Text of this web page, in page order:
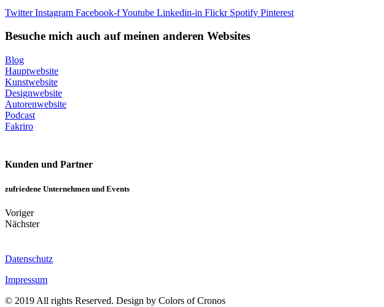
Twitter Instagram Facebook-fYoutube Linkedin-in Flickr Spotify Pinterest
Besuche mich auch auf meinen anderen Websites
Blog
Hauptwebsite
Kunstwebsite
Designwebsite
Autorenwebsite
Podcast
Fakriro
Kunden und Partner
zufriedene Unternehmen und Events
Voriger
Nächster
Datenschutz
Impressum
© 2019 All rights Reserved. Design by Colors of Cronos